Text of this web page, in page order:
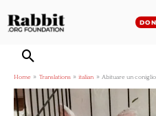
to
Home Translations italian Abituare un